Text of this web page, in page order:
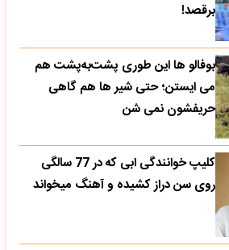
برقصد!
بوفالو ها این‌ طوری پشت‌به‌پشت هم
می‌ ایستن؛ حتی شیر ها هم گاهی
حریفشون نمی‌ شن
کلیپ خوانندگی ابی که در 77 سالگی
روی سن دراز کشیده و آهنگ میخواند